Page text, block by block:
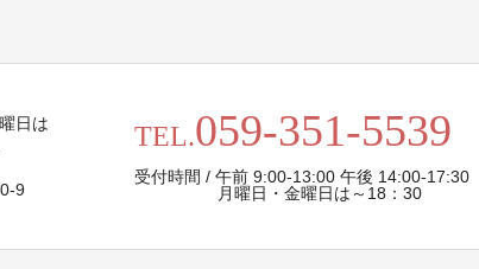
日は
9
TEL.059-351-5539
受付時間 / 午前 9:00-13:00 午後 14:00-17:30
月曜日・金曜日は～18：30